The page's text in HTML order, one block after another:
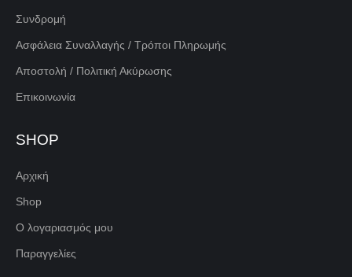
Συνδρομή
Ασφάλεια Συναλλαγής / Τρόποι Πληρωμής
Αποστολή / Πολιτική Ακύρωσης
Επικοινωνία
SHOP
Αρχική
Shop
Ο λογαριασμός μου
Παραγγελίες